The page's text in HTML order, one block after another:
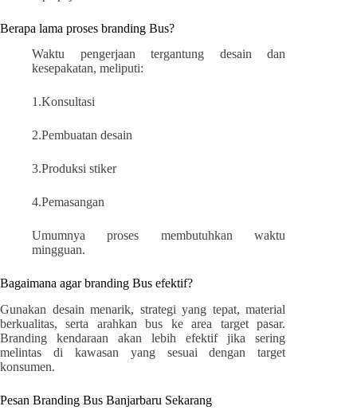
Berapa lama proses branding Bus?
Waktu pengerjaan tergantung desain dan
kesepakatan, meliputi:
1.Konsultasi
2.Pembuatan desain
3.Produksi stiker
4.Pemasangan
Umumnya proses membutuhkan waktu
mingguan.
Bagaimana agar branding Bus efektif?
Gunakan desain menarik, strategi yang tepat, material
berkualitas, serta arahkan bus ke area target pasar.
Branding kendaraan akan lebih efektif jika sering
melintas di kawasan yang sesuai dengan target
konsumen.
Pesan Branding Bus Banjarbaru Sekarang